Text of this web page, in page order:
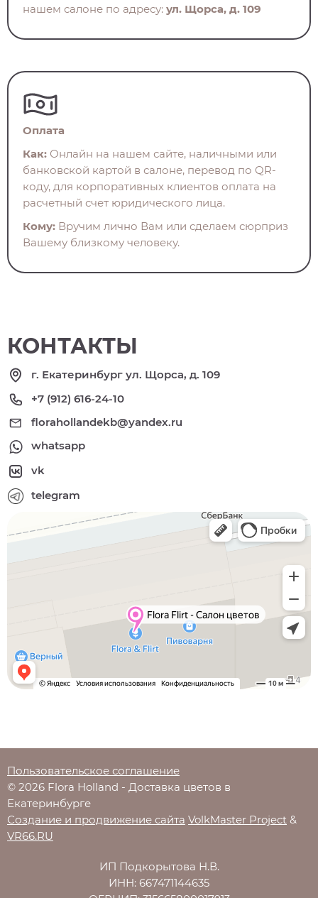
нашем салоне по адресу: ул. Щорса, д. 109
Оплата
Как: Онлайн на нашем сайте, наличными или
банковской картой в салоне, перевод по QR-
коду, для корпоративных клиентов оплата на
расчетный счет юридического лица.
Кому: Вручим лично Вам или сделаем сюрприз
Вашему близкому человеку.
КОНТАКТЫ
г. Екатеринбург ул. Щорса, д. 109
+7 (912) 616-24-10
florahollandekb@yandex.ru
whatsapp
vk
telegram
Пользовательское соглашение
© 2026 Flora Holland - Доставка цветов в
Екатеринбурге
Создание и продвижение сайта VolkMaster Project &
VR66.RU
ИП Подкорытова Н.В.
ИНН: 667471144635